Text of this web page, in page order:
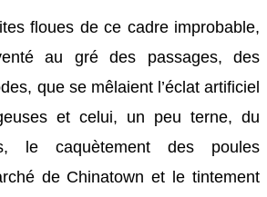
floues de ce cadre improbable,
au gré des passages, des
que se mêlaient l’éclat artificiel
et celui, un peu terne, du
le caquètement des poules
de Chinatown et le tintement